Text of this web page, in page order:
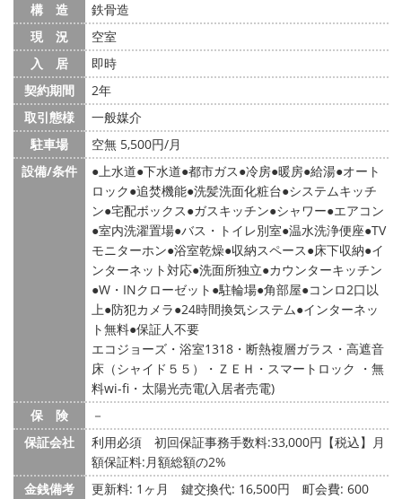
構 造
鉄骨造
現 況
空室
入 居
即時
契約期間
2年
取引態様
一般媒介
駐車場
空無 5,500円/月
設備/条件
上水道 下水道 都市ガス 冷房 暖房 給湯 オート
ロック 追焚機能 洗髪洗面化粧台 システムキッチ
ン 宅配ボックス ガスキッチン シャワー エアコン
室内洗濯置場 バス・トイレ別室 温水洗浄便座 TV
モニターホン 浴室乾燥 収納スペース 床下収納 イ
ンターネット対応 洗面所独立 カウンターキッチン
W・INクローゼット 駐輪場 角部屋 コンロ2口以
上 防犯カメラ 24時間換気システム インターネッ
ト無料 保証人不要
エコジョーズ・浴室1318・断熱複層ガラス・高遮音
床（シャイド５５）・ＺＥＨ・スマートロック ・無
料wi-fi・太陽光売電(入居者売電)
保 険
－
保証会社
利用必須 初回保証事務手数料:33,000円【税込】月
額保証料:月額総額の2%
金銭備考
更新料: 1ヶ月 鍵交換代: 16,500円
町会費: 600